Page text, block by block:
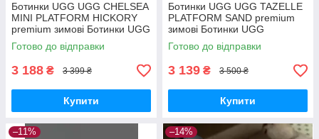
Ботинки UGG UGG CHELSEA
MINI PLATFORM HICKORY
premium зимові Ботинки UGG
Готово до відправки
3 188 ₴ 3 399 ₴
Купити
Ботинки UGG UGG TAZELLE
PLATFORM SAND premium
зимові Ботинки UGG
Готово до відправки
3 139 ₴ 3 500 ₴
Купити
–11% –14%